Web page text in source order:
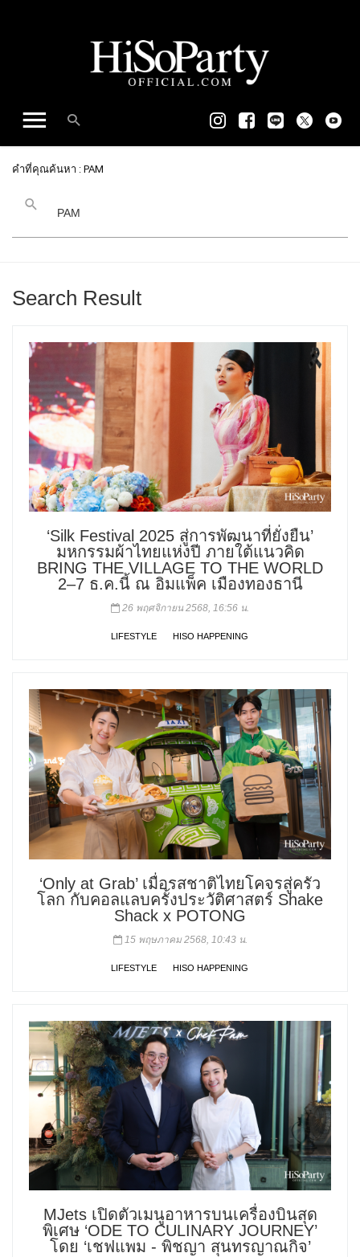
คำที่คุณค้นหา : PAM
Search Result
‘Silk Festival 2025 สู่การพัฒนาที่ยั่งยืน’
มหกรรมผ้าไทยแห่งปี ภายใต้แนวคิด
BRING THE VILLAGE TO THE WORLD
2–7 ธ.ค.นี้ ณ อิมแพ็ค เมืองทองธานี
26 พฤศจิกายน 2568, 16:56 น.
LIFESTYLE HISO HAPPENING
‘Only at Grab’ เมื่อรสชาติไทยโคจรสู่ครัว
โลก กับคอลแลบครั้งประวัติศาสตร์ Shake
Shack x POTONG
15 พฤษภาคม 2568, 10:43 น.
LIFESTYLE HISO HAPPENING
MJets เปิดตัวเมนูอาหารบนเครื่องบินสุด
พิเศษ ‘ODE TO CULINARY JOURNEY’
โดย ‘เชฟแพม - พิชญา สุนทรญาณกิจ’